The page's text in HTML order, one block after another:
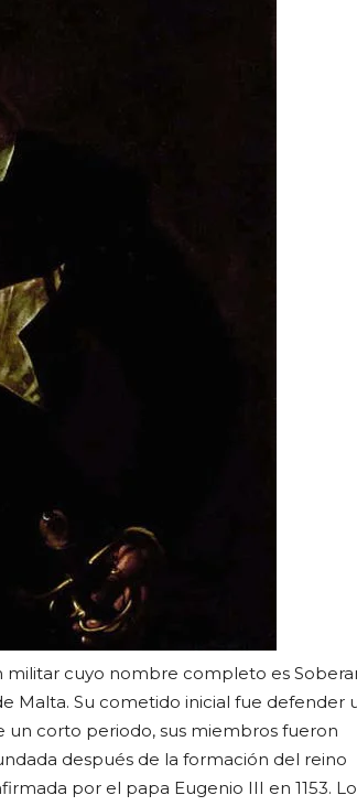
militar cuyo nombre completo es
Malta. Su cometido inicial fue defender
un corto periodo, sus miembros fueron
después de la formación del reino
por el papa Eugenio III en 1153.